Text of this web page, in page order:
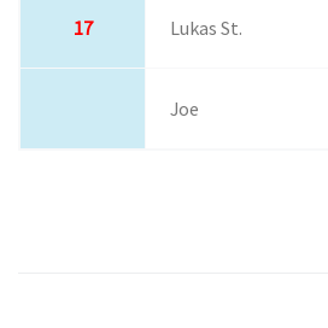
17 Lukas St.
Joe